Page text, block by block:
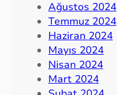
Ağustos 2024
Temmuz 2024
Haziran 2024
Mayıs 2024
Nisan 2024
Mart 2024